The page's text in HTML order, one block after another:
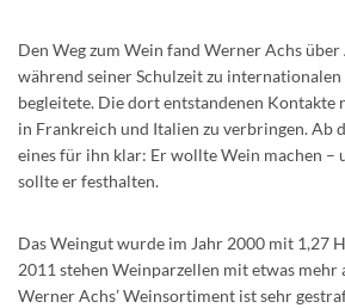
Den Weg zum Wein fand Werner Achs
während seiner Schulzeit zu
begleitete. Die dort entstandenen Kontakte
in Frankreich und Italien zu verbringen. Ab
eines für ihn klar: Er wollte Wein machen –
sollte er festhalten.
Das Weingut wurde im Jahr 2000 mit 1,27
2011 stehen Weinparzellen mit etwas mehr
Werner Achs’ Weinsortiment ist sehr